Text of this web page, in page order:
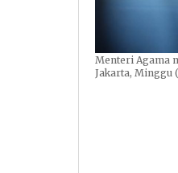
Menteri Agama
Jakarta, Minggu